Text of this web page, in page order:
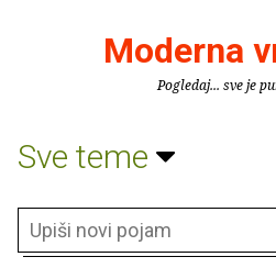
Moderna
Pogledaj... sve je
Sve teme